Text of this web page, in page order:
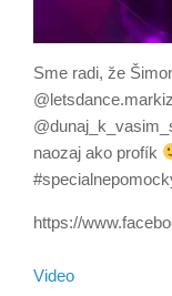
Sme radi, že
naozaj ako profík
https://
Video